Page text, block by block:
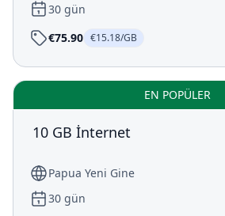
30 gün
€75.90 €15.18/GB
EN POPÜLER
10 GB İnternet
Papua Yeni Gine
30 gün